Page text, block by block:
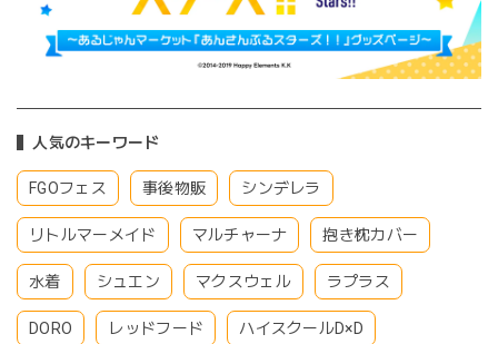
人気のキーワード
FGOフェス 事後物販 シンデレラ
リトルマーメイド マルチャーナ 抱き枕カバー
水着 シュエン マクスウェル ラプラス
DORO レッドフード ハイスクールD×D